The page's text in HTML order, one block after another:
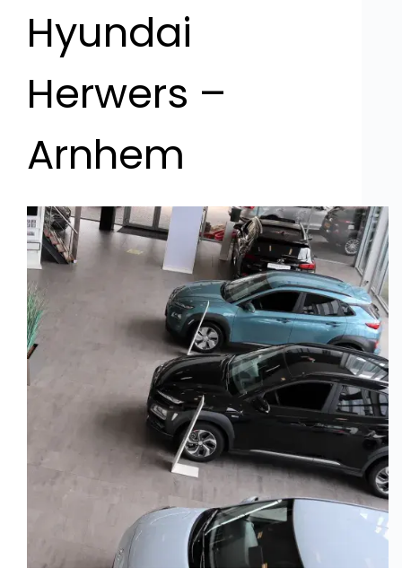
Hyundai
Herwers –
Arnhem